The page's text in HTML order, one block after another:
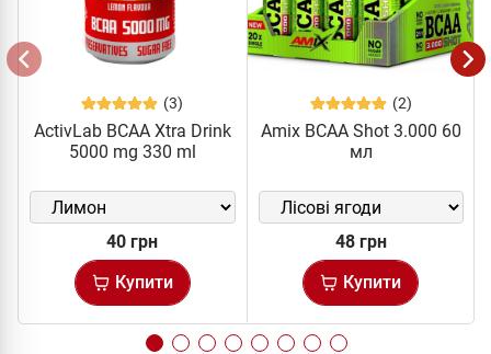
(3)
ActivLab BCAA Xtra Drink
5000 mg 330 ml
40 грн
Купити
(2)
Amix BCAA Shot 3.000 60
мл
48 грн
Купити